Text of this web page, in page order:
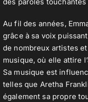
Au fil des années,
grâce à sa voix
de nombreux artistes
musique, où elle attire
Sa musique est
telles que Aretha
également sa propre